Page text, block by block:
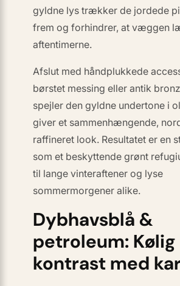
gyldne lys trækker de jordede
frem og forhindrer, at væggen
aftentimerne.
Afslut med håndplukkede
børstet messing eller antik
spejler den gyldne undertone i
giver et sammenhængende,
raffineret look. Resultatet er en
som et beskyttende grønt
til lange vinteraftener og lyse
sommermorgener alike.
Dybhavsblå &
petroleum: Kølig
kontrast med